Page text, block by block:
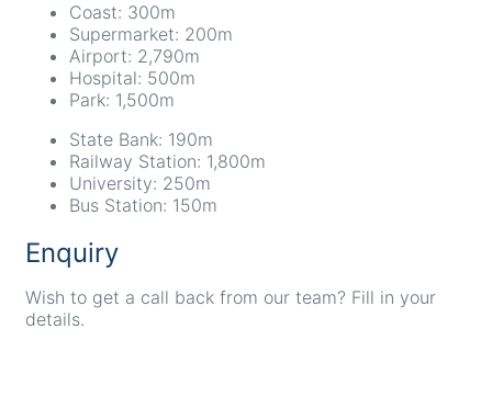
Coast: 300m
Supermarket: 200m
Airport: 2,790m
Hospital: 500m
Park: 1,500m
State Bank: 190m
Railway Station: 1,800m
University: 250m
Bus Station: 150m
Enquiry
Wish to get a call back from our team? Fill in your
details.